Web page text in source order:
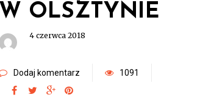
W OLSZTYNIE
4 czerwca 2018
Dodaj komentarz 1091